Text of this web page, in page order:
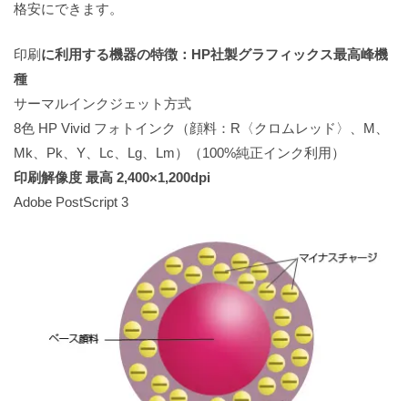
格安にできます。
印刷 に利用する機器の特徴：HP社製グラフィックス最高峰機
種
サーマルインクジェット方式
8色 HP Vivid フォトインク（顔料：R〈クロムレッド〉、M、
Mk、Pk、Y、Lc、Lg、Lm）（100%純正インク利用）
印刷解像度 最高 2,400×1,200dpi
Adobe PostScript 3